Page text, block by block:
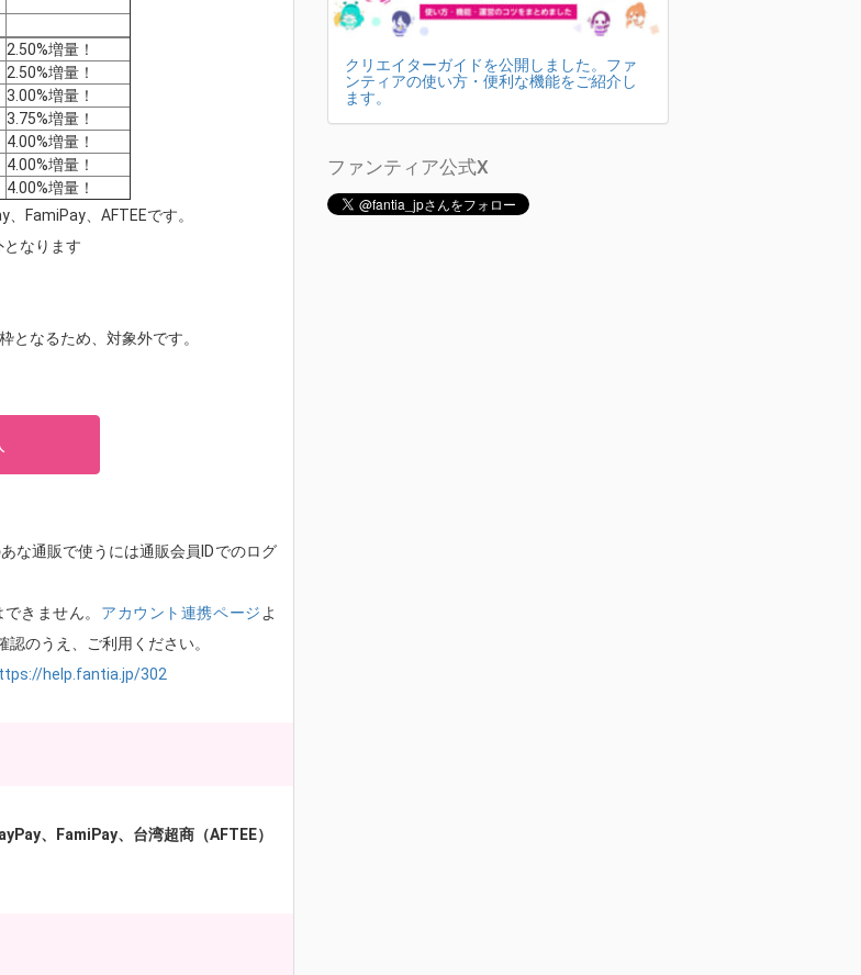
2.50%増量！
2.50%増量！
3.00%増量！
3.75%増量！
4.00%増量！
4.00%増量！
4.00%増量！
FamiPay、AFTEEです。
なります
となるため、対象外です。
な通販で使うには通販会員IDでのログ
きません。 アカウント連携ページよ
のうえ、ご利用ください。
help.fantia.jp/302
、FamiPay、台湾超商（AFTEE）
クリエイターガイドを公開しました。ファ
ンティアの使い方・便利な機能をご紹介し
ます。
ファンティア公式X